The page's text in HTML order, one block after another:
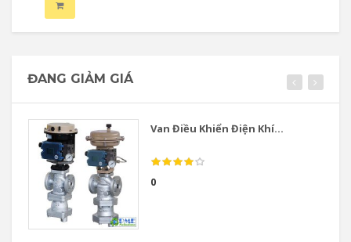
ĐANG GIẢM GIÁ
Van Điều Khiển Điện Khí...
0